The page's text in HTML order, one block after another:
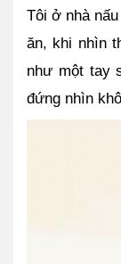
Tôi ở nhà
ăn, khi nhìn
như một tay
đứng nhìn